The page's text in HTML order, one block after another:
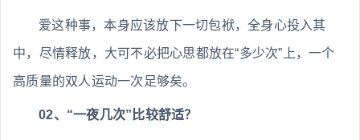
爱这种事，本身应该放下一切包袱，全身心投入其
中，尽情释放，大可不必把心思都放在“多少次”上，一个
高质量的双人运动一次足够矣。
02、“一夜几次”比较舒适？